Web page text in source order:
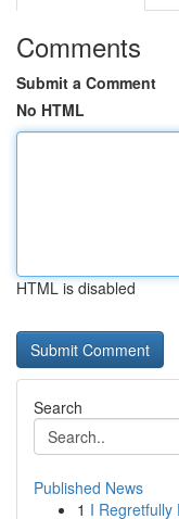
Comments
Submit a Comment
No HTML
HTML is disabled
Search
Published News
1 I Regretfully